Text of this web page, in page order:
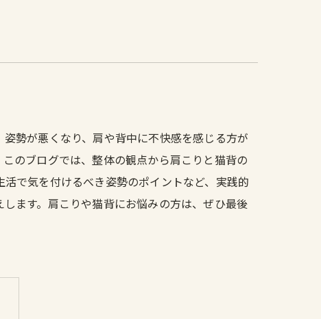
勢が悪くなり、肩や背中に不快感を感じる方が
のブログでは、整体の観点から肩こりと猫背の
で気を付けるべき姿勢のポイントなど、実践的
ます。肩こりや猫背にお悩みの方は、ぜひ最後